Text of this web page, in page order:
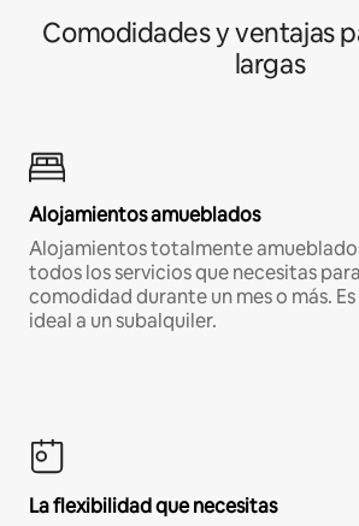
Comodidades y ventajas
largas
Alojamientos amueblados
Alojamientos totalmente
todos los servicios que necesitas
comodidad durante un mes o más.
ideal a un subalquiler.
La flexibilidad que necesitas